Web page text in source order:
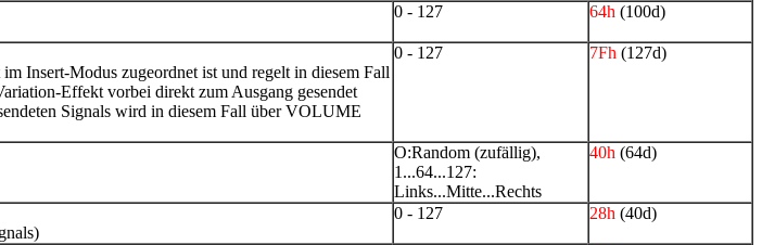
0 - 127 64h (100d)
Insert-Modus zugeordnet ist und regelt in diesem Fall
Effekt vorbei direkt zum Ausgang gesendet
Signals wird in diesem Fall über VOLUME
0 - 127 7Fh (127d)
O:Random (zufällig),
1...64...127:
Links...Mitte...Rechts
40h (64d)
0 - 127 28h (40d)